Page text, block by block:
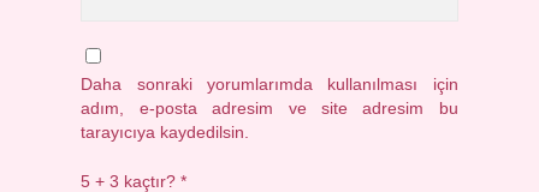
Daha sonraki yorumlarımda kullanılması için
adım, e-posta adresim ve site adresim bu
tarayıcıya kaydedilsin.
5 + 3 kaçtır?*